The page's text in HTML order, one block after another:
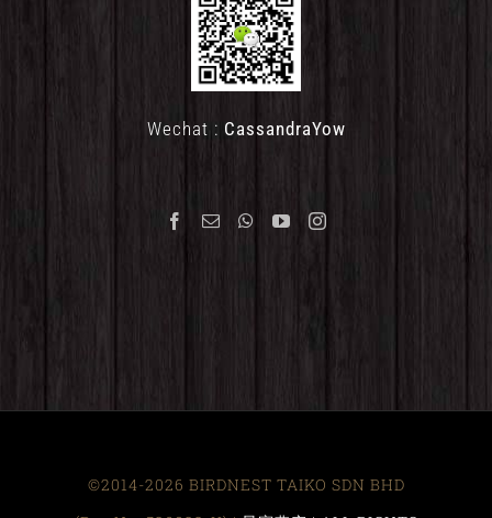
Wechat : CassandraYow
©2014-2026 BIRDNEST TAIKO SDN BHD